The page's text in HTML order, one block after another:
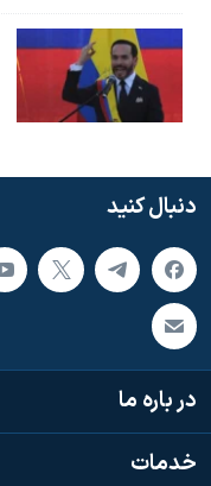
دنبال کنید
در باره ما
خدمات